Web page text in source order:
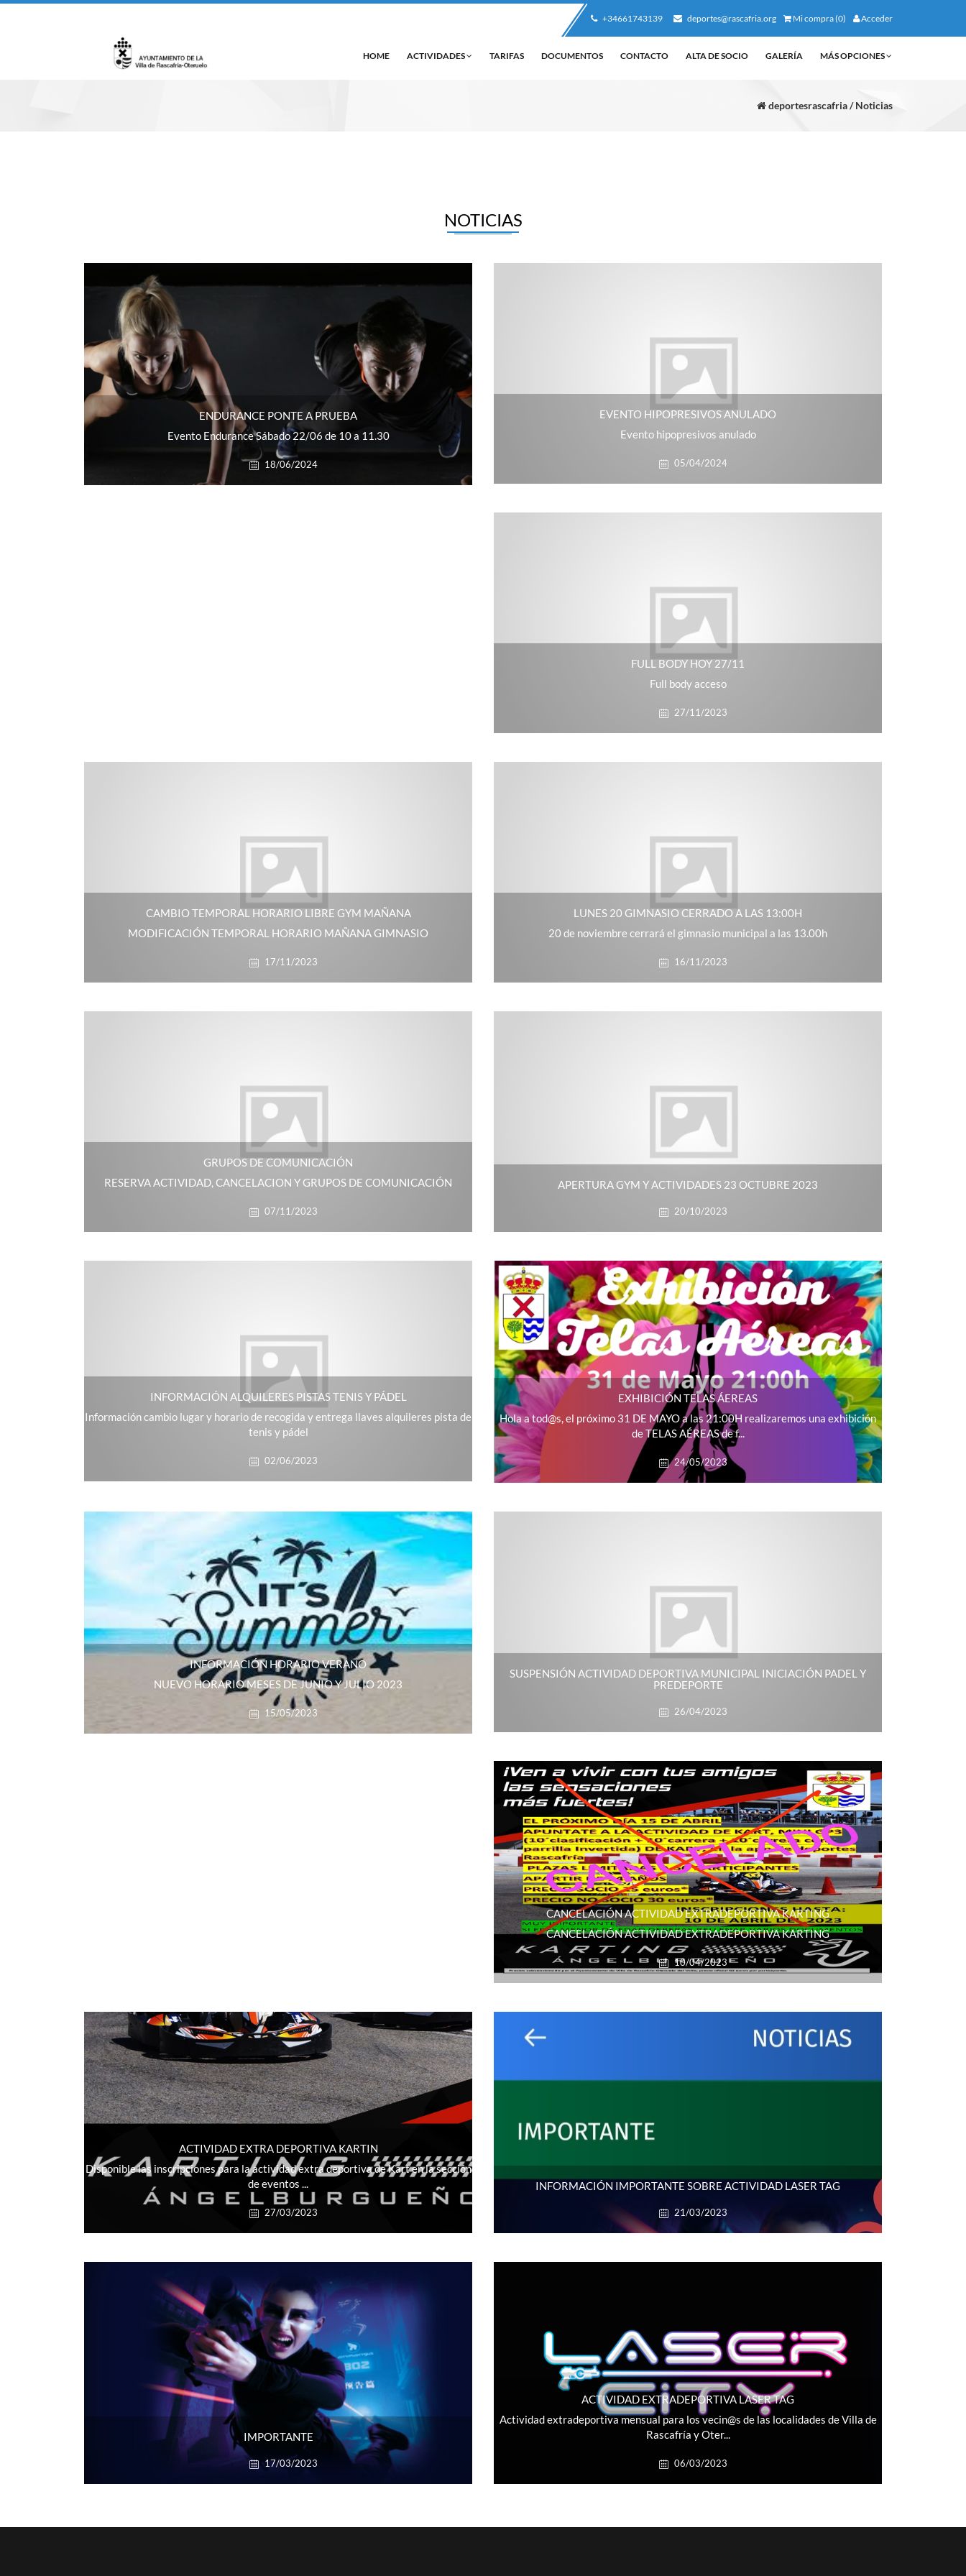
+34661743139 deportes@rascafria.org Mi compra (0) Acceder
HOME ACTIVIDADES TARIFAS DOCUMENTOS CONTACTO ALTA DE SOCIO GALERÍA MÁS OPCIONES
deportesrascafria / Noticias
NOTICIAS
ENDURANCE PONTE A PRUEBA
Evento Endurance Sábado 22/06 de 10 a 11.30
18/06/2024
EVENTO HIPOPRESIVOS ANULADO
Evento hipopresivos anulado
05/04/2024
FULL BODY HOY 27/11
Full body acceso
27/11/2023
CAMBIO TEMPORAL HORARIO LIBRE GYM MAÑANA
MODIFICACIÓN TEMPORAL HORARIO MAÑANA GIMNASIO
17/11/2023
LUNES 20 GIMNASIO CERRADO A LAS 13:00H
20 de noviembre cerrará el gimnasio municipal a las 13.00h
16/11/2023
GRUPOS DE COMUNICACIÓN
RESERVA ACTIVIDAD, CANCELACION Y GRUPOS DE COMUNICACIÓN
07/11/2023
APERTURA GYM Y ACTIVIDADES 23 OCTUBRE 2023
20/10/2023
INFORMACIÓN ALQUILERES PISTAS TENIS Y PÁDEL
Información cambio lugar y horario de recogida y entrega llaves alquileres pista de
tenis y pádel
02/06/2023
EXHIBICIÓN TELAS ÁEREAS
Hola a tod@s, el próximo 31 DE MAYO a las 21:00H realizaremos una exhibición
de TELAS AÉREAS de f...
24/05/2023
INFORMACIÓN HORARIO VERANO
NUEVO HORARIO MESES DE JUNIO Y JULIO 2023
15/05/2023
SUSPENSIÓN ACTIVIDAD DEPORTIVA MUNICIPAL INICIACIÓN PADEL Y
PREDEPORTE
26/04/2023
CANCELACIÓN ACTIVIDAD EXTRADEPORTIVA KARTING
CANCELACIÓN ACTIVIDAD EXTRADEPORTIVA KARTING
10/04/2023
ACTIVIDAD EXTRA DEPORTIVA KARTIN
Disponible las inscripciones para la actividad extra deportiva de Kart en la sección
de eventos ...
27/03/2023
INFORMACIÓN IMPORTANTE SOBRE ACTIVIDAD LASER TAG
21/03/2023
IMPORTANTE
17/03/2023
ACTIVIDAD EXTRADEPORTIVA LASER TAG
Actividad extradeportiva mensual para los vecin@s de las localidades de Villa de
Rascafría y Oter...
06/03/2023